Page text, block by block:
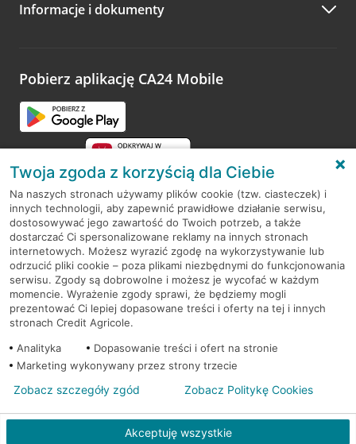
Informacje i dokumenty
Pobierz aplikację CA24 Mobile
RODO
Regulamin serwisu
Mapa serwisu
PolitykaCookies
© 2026 Credit Agricole Bank Polska S.A. Wszelkie prawa zastrzeżone
Twoja zgoda z korzyścią dla Ciebie
Na naszych stronach używamy plików cookie (tzw. ciasteczek) i
innych technologii, aby zapewnić prawidłowe działanie serwisu,
dostosowywać jego zawartość do Twoich potrzeb, a także
dostarczać Ci spersonalizowane reklamy na innych stronach
internetowych. Możesz wyrazić zgodę na wykorzystywanie lub
odrzucić pliki cookie – poza plikami niezbędnymi do funkcjonowania
serwisu. Zgody są dobrowolne i możesz je wycofać w każdym
momencie. Wyrażenie zgody sprawi, że będziemy mogli
prezentować Ci lepiej dopasowane treści i oferty na tej i innych
stronach Credit Agricole.
Analityka
Dopasowanie treści i ofert na stronie
Marketing wykonywany przez strony trzecie
Akceptuję wszystkie
Zobacz szczegóły zgód Zobacz Politykę Cookies